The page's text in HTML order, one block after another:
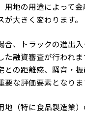
用地の用途によって金
が大きく変わります。
合、トラックの進出
た融資審査が行われま
との距離感、騒音・
要な評価要素となりま
地（特に食品製造業